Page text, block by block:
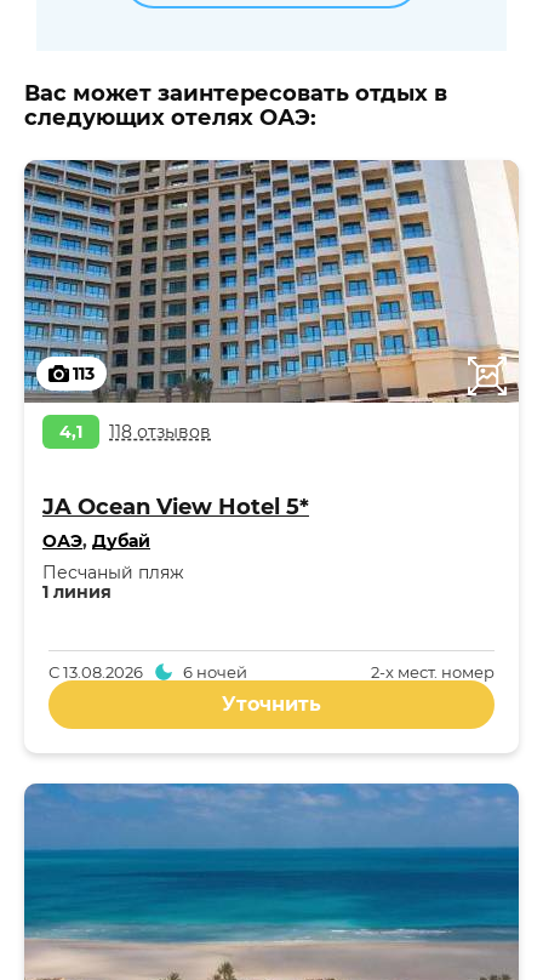
Вас может заинтересовать отдых в
следующих отелях ОАЭ:
113
4,1 118 отзывов
JA Ocean View Hotel 5*
ОАЭ, Дубай
1 линия
Песчаный пляж
2-x мест. номер
С13.08.2026 6 ночей
Уточнить